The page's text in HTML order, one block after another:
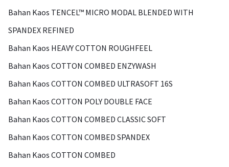
Bahan Kaos TENCEL™ MICRO MODAL BLENDED WITH
SPANDEX REFINED
Bahan Kaos HEAVY COTTON ROUGHFEEL
Bahan Kaos COTTON COMBED ENZYWASH
Bahan Kaos COTTON COMBED ULTRASOFT 16S
Bahan Kaos COTTON POLY DOUBLE FACE
Bahan Kaos COTTON COMBED CLASSIC SOFT
Bahan Kaos COTTON COMBED SPANDEX
Bahan Kaos COTTON COMBED